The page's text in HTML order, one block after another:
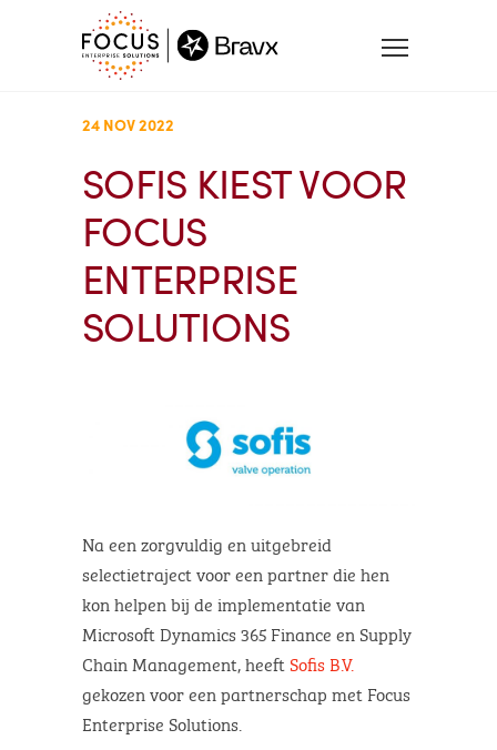
24 NOV 2022
SOFIS KIEST VOOR
FOCUS
ENTERPRISE
SOLUTIONS
Na een zorgvuldig en uitgebreid
selectietraject voor een partner die hen
kon helpen bij de implementatie van
Microsoft Dynamics 365 Finance en Supply
Chain Management, heeft Sofis B.V.
gekozen voor een partnerschap met Focus
Enterprise Solutions.